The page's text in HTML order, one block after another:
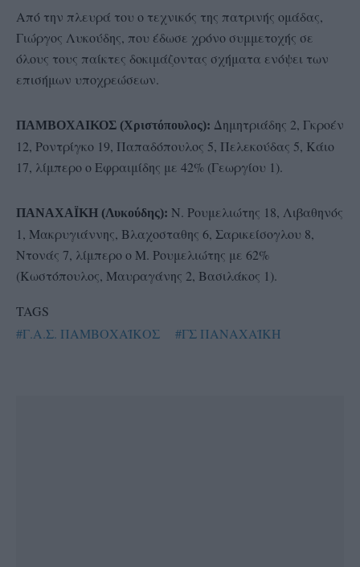
Από την πλευρά του ο τεχνικός της πατρινής ομάδας,
Γιώργος Λυκούδης, που έδωσε χρόνο συμμετοχής σε
όλους τους παίκτες δοκιμάζοντας σχήματα ενόψει των
επισήμων υποχρεώσεων.
ΠΑΜΒΟΧΑΙΚΟΣ (Χριστόπουλος): Δημητριάδης 2, Γκροέν
12, Ροντρίγκο 19, Παπαδόπουλος 5, Πελεκούδας 5, Κάιο
17, λίμπερο ο Εφραιμίδης με 42% (Γεωργίου 1).
ΠΑΝΑΧΑΪΚΗ (Λυκούδης): Ν. Ρουμελιώτης 18, Λιβαθηνός
1, Μακρυγιάννης, Βλαχοσταθης 6, Σαρικείσογλου 8,
Ντονάς 7, λίμπερο ο Μ. Ρουμελιώτης με 62%
(Κωστόπουλος, Μαυραγάνης 2, Βασιλάκος 1).
TAGS
#Γ.Α.Σ. ΠΑΜΒΟΧΑΪΚΟΣ
#ΓΣ ΠΑΝΑΧΑΪΚΗ